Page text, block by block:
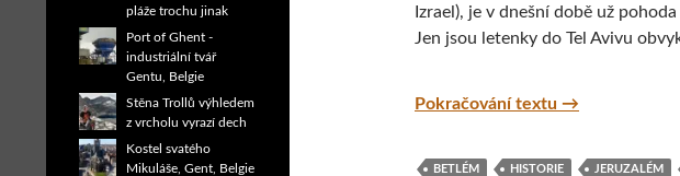
Izrael), je v dnešní době už
Jen jsou letenky do Tel Avivu
Pokračování textu Objevte další
→
BETLÉM HISTORIE JERUZALÉM
pláže trochu jinak
Port of Ghent -
industriální tvář
Gentu, Belgie
Stěna Trollů výhledem
z vrcholu vyrazí dech
Kostel svatého
Mikuláše, Gent, Belgie